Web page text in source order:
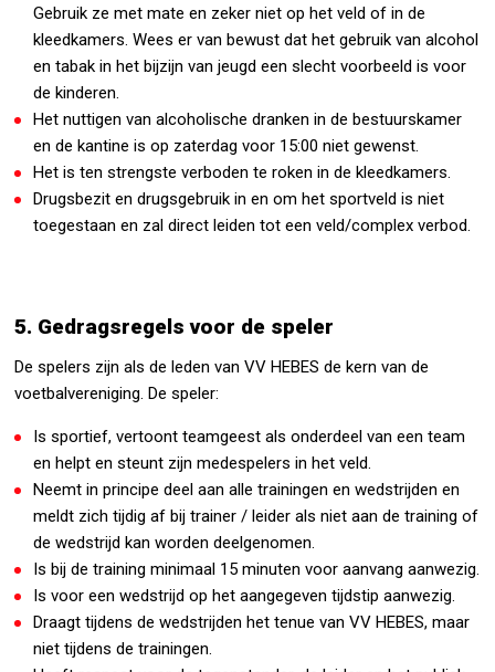
Gebruik ze met mate en zeker niet op het veld of in de
kleedkamers. Wees er van bewust dat het gebruik van alcohol
en tabak in het bijzijn van jeugd een slecht voorbeeld is voor
de kinderen.
Het nuttigen van alcoholische dranken in de bestuurskamer
en de kantine is op zaterdag voor 15:00 niet gewenst.
Het is ten strengste verboden te roken in de kleedkamers.
Drugsbezit en drugsgebruik in en om het sportveld is niet
toegestaan en zal direct leiden tot een veld/complex verbod.
5. Gedragsregels voor de speler
De spelers zijn als de leden van VV HEBES de kern van de
voetbalvereniging. De speler:
Is sportief, vertoont teamgeest als onderdeel van een team
en helpt en steunt zijn medespelers in het veld.
Neemt in principe deel aan alle trainingen en wedstrijden en
meldt zich tijdig af bij trainer / leider als niet aan de training of
de wedstrijd kan worden deelgenomen.
Is bij de training minimaal 15 minuten voor aanvang aanwezig.
Is voor een wedstrijd op het aangegeven tijdstip aanwezig.
Draagt tijdens de wedstrijden het tenue van VV HEBES, maar
niet tijdens de trainingen.